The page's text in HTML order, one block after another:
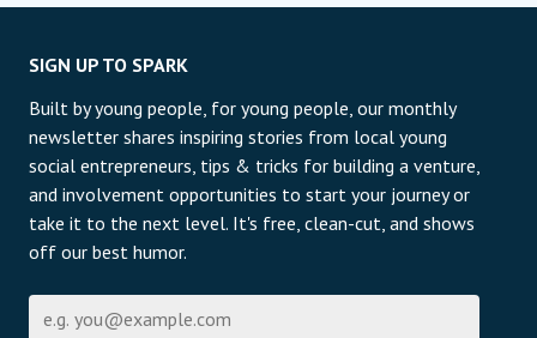
SIGN UP TO SPARK
Built by young people, for young people, our monthly
newsletter shares inspiring stories from local young
social entrepreneurs, tips & tricks for building a venture,
and involvement opportunities to start your journey or
take it to the next level. It's free, clean-cut, and shows
off our best humor.